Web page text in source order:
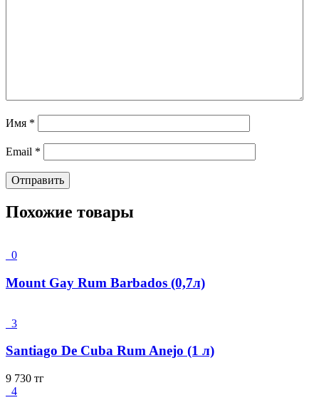
Имя *
Email *
Похожие товары
0
Mount Gay Rum Barbados (0,7л)
3
Santiago De Cuba Rum Anejo (1 л)
9 730 тг
4